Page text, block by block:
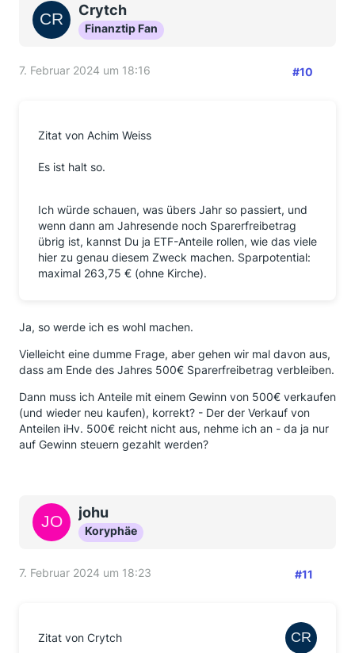
Crytch
Finanztip Fan
7. Februar 2024 um 18:16 #10
Zitat von Achim Weiss
Es ist halt so.
Ich würde schauen, was übers Jahr so passiert, und
wenn dann am Jahresende noch Sparerfreibetrag
übrig ist, kannst Du ja ETF-Anteile rollen, wie das viele
hier zu genau diesem Zweck machen. Sparpotential:
maximal 263,75 € (ohne Kirche).
Ja, so werde ich es wohl machen.
Vielleicht eine dumme Frage, aber gehen wir mal davon aus,
dass am Ende des Jahres 500€ Sparerfreibetrag verbleiben.
Dann muss ich Anteile mit einem Gewinn von 500€ verkaufen
(und wieder neu kaufen), korrekt? - Der der Verkauf von
Anteilen iHv. 500€ reicht nicht aus, nehme ich an - da ja nur
auf Gewinn steuern gezahlt werden?
johu
Koryphäe
7. Februar 2024 um 18:23 #11
Zitat von Crytch